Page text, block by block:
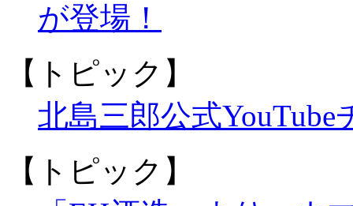
が登場！
【トピック】
北島三郎公式
【トピック】